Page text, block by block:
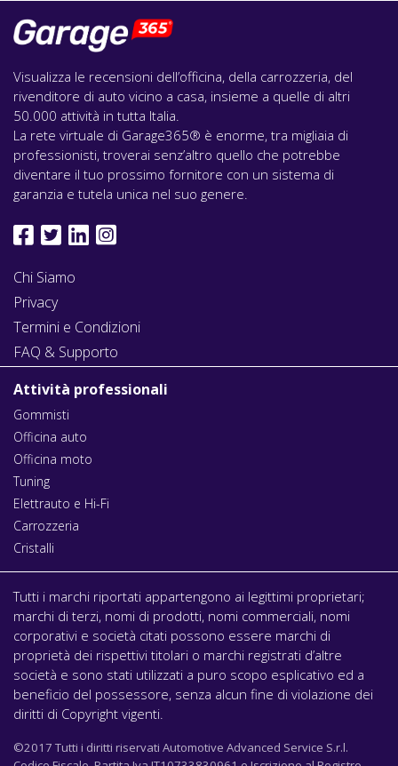
Visualizza le recensioni dell’officina, della carrozzeria, del
rivenditore di auto vicino a casa, insieme a quelle di altri
50.000 attività in tutta Italia.
La rete virtuale di Garage365® è enorme, tra migliaia di
professionisti, troverai senz’altro quello che potrebbe
diventare il tuo prossimo fornitore con un sistema di
garanzia e tutela unica nel suo genere.
Chi Siamo
Privacy
Termini e Condizioni
FAQ & Supporto
Attività professionali
Gommisti
Officina auto
Officina moto
Tuning
Elettrauto e Hi-Fi
Carrozzeria
Cristalli
Tutti i marchi riportati appartengono ai legittimi proprietari;
marchi di terzi, nomi di prodotti, nomi commerciali, nomi
corporativi e società citati possono essere marchi di
proprietà dei rispettivi titolari o marchi registrati d’altre
società e sono stati utilizzati a puro scopo esplicativo ed a
beneficio del possessore, senza alcun fine di violazione dei
diritti di Copyright vigenti.
©2017 Tutti i diritti riservati Automotive Advanced Service S.r.l.